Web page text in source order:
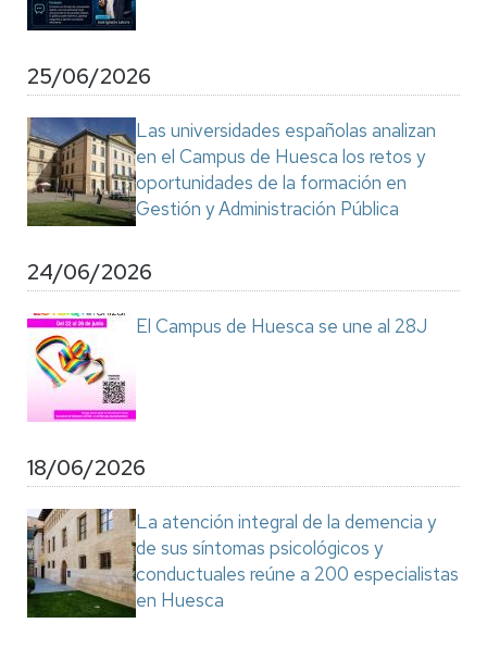
25/06/2026
Las universidades españolas analizan
en el Campus de Huesca los retos y
oportunidades de la formación en
Gestión y Administración Pública
24/06/2026
El Campus de Huesca se une al 28J
18/06/2026
La atención integral de la demencia y
de sus síntomas psicológicos y
conductuales reúne a 200 especialistas
en Huesca